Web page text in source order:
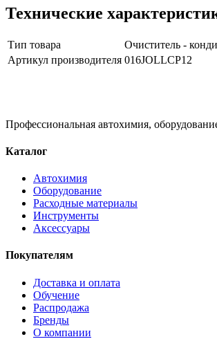
Технические
Тип товара
Очиститель -
Артикул производителя 016JOLLCP12
Профессиональная автохимия,
Каталог
Автохимия
Оборудование
Расходные материалы
Инструменты
Аксессуары
Покупателям
Доставка и оплата
Обучение
Распродажа
Бренды
О компании